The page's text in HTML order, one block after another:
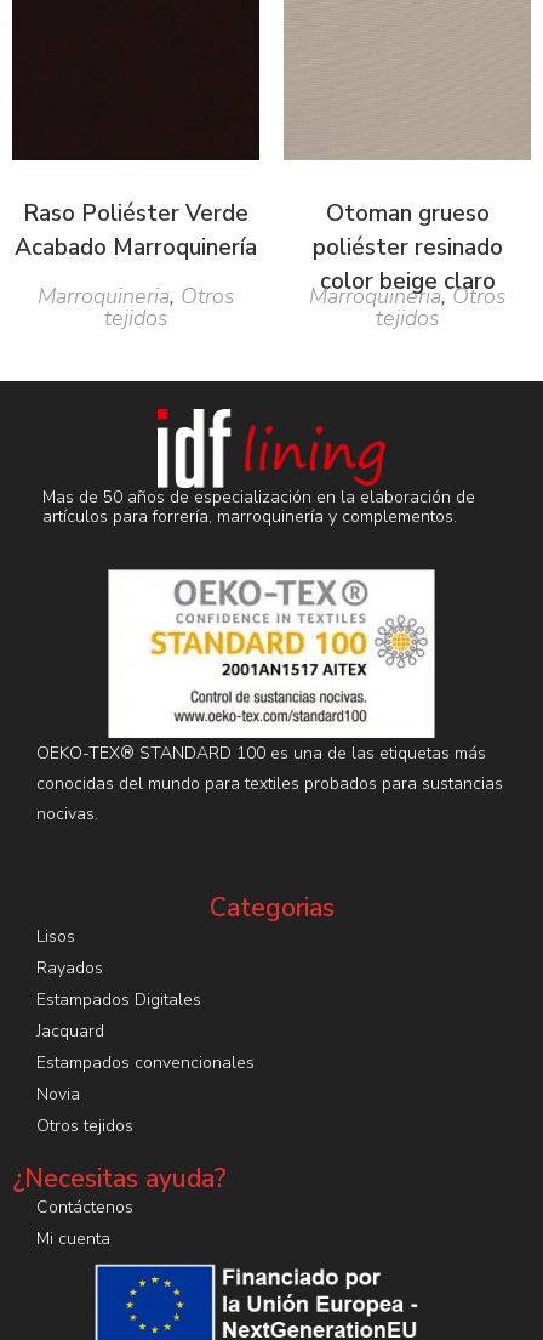
Raso Poliéster Verde
Acabado Marroquinería
Marroquineria, Otros
tejidos
Otoman grueso
poliéster resinado
color beige claro
Marroquineria,Otros
tejidos
Mas de 50 años de especialización en la elaboración de
artículos para forrería, marroquinería y complementos.
OEKO-TEX® STANDARD 100 es una de las etiquetas más
conocidas del mundo para textiles probados para sustancias
nocivas.
Categorias
Lisos
Rayados
Estampados Digitales
Jacquard
Estampados convencionales
Novia
Otros tejidos
¿Necesitas ayuda?
Contáctenos
Mi cuenta